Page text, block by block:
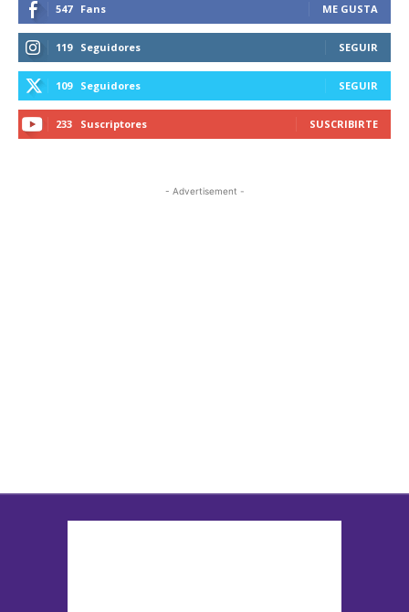
547 Fans ME GUSTA
119 Seguidores SEGUIR
109 Seguidores SEGUIR
233 Suscriptores SUSCRIBIRTE
- Advertisement -